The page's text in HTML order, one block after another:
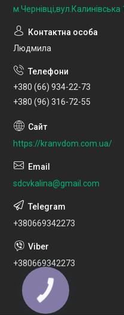
м.Чернівці,вул.Калинівська
Людмила
+380 (66) 934-22-73
+380 (96) 316-72-55
https://kranvdom.com.ua/
sdcvkalina@gmail.com
+380669342273
+380669342273